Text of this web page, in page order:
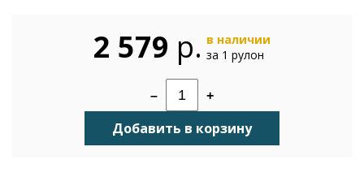
2 579 р. в наличии
за 1 рулон
– +
Добавить в корзину